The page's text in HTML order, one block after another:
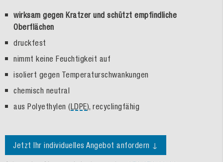
wirksam gegen Kratzer und schützt empfindliche
Oberflächen
druckfest
nimmt keine Feuchtigkeit auf
isoliert gegen Temperaturschwankungen
chemisch neutral
aus Polyethylen (LDPE), recyclingfähig
Jetzt Ihr individuelles Angebot anfordern ↓